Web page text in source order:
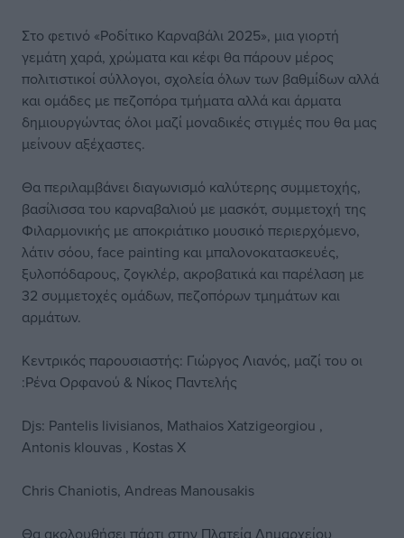
Στο φετινό «Ροδίτικο Καρναβάλι 2025», μια γιορτή
γεμάτη χαρά, χρώματα και κέφι θα πάρουν μέρος
πολιτιστικοί σύλλογοι, σχολεία όλων των βαθμίδων αλλά
και ομάδες με πεζοπόρα τμήματα αλλά και άρματα
δημιουργώντας όλοι μαζί μοναδικές στιγμές που θα μας
μείνουν αξέχαστες.
Θα περιλαμβάνει διαγωνισμό καλύτερης συμμετοχής,
βασίλισσα του καρναβαλιού με μασκότ, συμμετοχή της
Φιλαρμονικής με αποκριάτικο μουσικό περιερχόμενο,
λάτιν σόου, face painting και μπαλονοκατασκευές,
ξυλοπόδαρους, ζογκλέρ, ακροβατικά και παρέλαση με
32 συμμετοχές ομάδων, πεζοπόρων τμημάτων και
αρμάτων.
Κεντρικός παρουσιαστής: Γιώργος Λιανός, μαζί του οι
:Ρένα Ορφανού & Νίκος Παντελής
Djs: Pantelis livisianos, Mathaios Xatzigeorgiou ,
Antonis klouvas , Kostas X
Chris Chaniotis, Andreas Manousakis
Θα ακολουθήσει πάρτι στην Πλατεία Δημαρχείου